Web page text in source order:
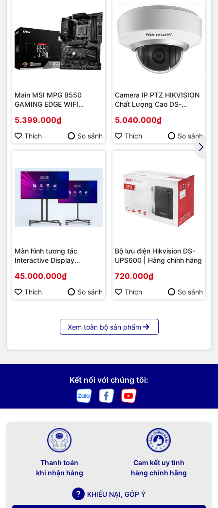
Main MSI MPG B550
GAMING EDGE WIFI
Socket AM4/ VGA
onboard)
5.399.000₫
Thích So sánh
Camera IP PTZ HIKVISION
Chất Lượng Cao DS-
5.040.000₫
Thích So sánh
Màn hình tương tác
Interactive Display
86 | Cấu hình cao cấp |
Hàng chính hãng
45.000.000₫
Thích So sánh
Bộ lưu điện Hikvision DS-
UPS600 | Hàng chính hãng
720.000₫
Thích So sánh
Xem toàn bộ sản phẩm
Kết nối với chúng tôi:
Thanh toán
khi nhận hàng
Cam kết uy tính
hàng chính hãng
KHIẾU NẠI, GÓP Ý